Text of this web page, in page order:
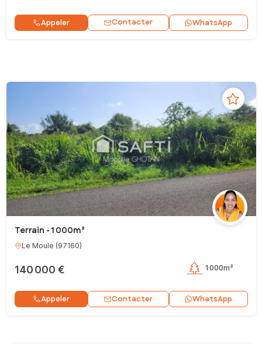
Appeler Contacter WhatsApp
Terrain - 1 000m²
Le Moule (97160)
140 000 € 1 000m²
Appeler Contacter WhatsApp